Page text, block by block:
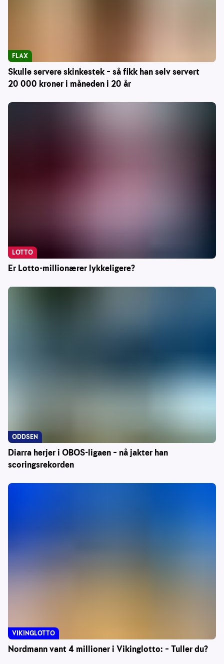
Skulle servere skinkestek – så fikk han selv servert
20 000 kroner i måneden i 20 år
FLAX
Er Lotto-millionærer lykkeligere?
LOTTO
Diarra herjer i OBOS-ligaen – nå jakter han
scoringsrekorden
ODDSEN
Nordmann vant 4 millioner i Vikinglotto: – Tuller du?
VIKINGLOTTO